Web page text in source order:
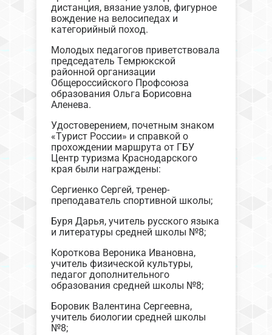
дистанция, вязание узлов, фигурное
вождение на велосипедах и
категорийный поход.
Молодых педагогов приветствовала
председатель Темрюкской
районной организации
Общероссийского Профсоюза
образования Ольга Борисовна
Аленева.
Удостоверением, почетным знаком
«Турист России» и справкой о
прохождении маршрута от ГБУ
Центр туризма Краснодарского
края были награждены:
Сергиенко Сергей, тренер-
преподаватель спортивной школы;
Буря Дарья, учитель русского языка
и литературы средней школы №8;
Короткова Вероника Ивановна,
учитель физической культуры,
педагог дополнительного
образования средней школы №8;
Боровик Валентина Сергеевна,
учитель биологии средней школы
№8;